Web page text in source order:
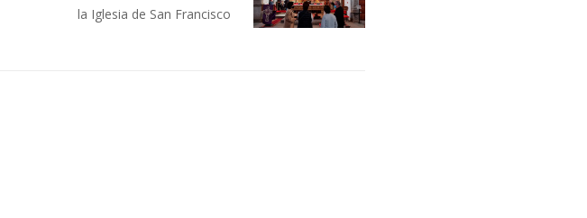
la Iglesia de San Francisco